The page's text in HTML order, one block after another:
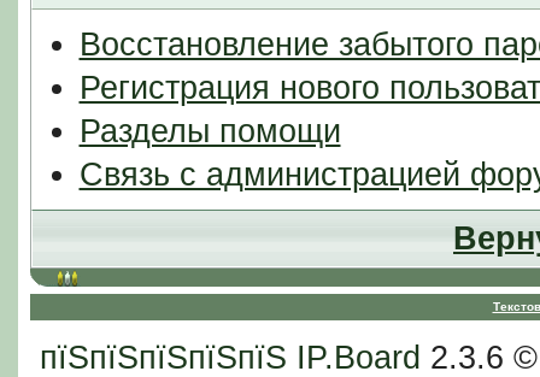
Восстановление забытого
Регистрация нового
Разделы помощи
Связь с администрацией
пїЅпїЅпїЅпїЅпїЅ IP.Board 2.3.6